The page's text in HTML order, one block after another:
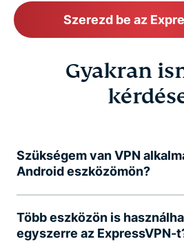
Szerezd be az
Gyakran
Szükségem van VPN
Android eszközömön?
Több eszközön is
egyszerre az ExpressVPN-